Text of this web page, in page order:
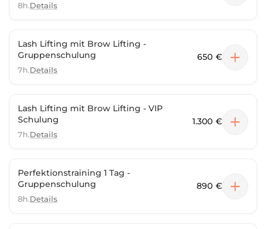
8h.Details
Lash Lifting mit Brow Lifting -
Gruppenschulung
7h.Details
650 €
Lash Lifting mit Brow Lifting - VIP
Schulung
7h.Details
1.300 €
Perfektionstraining 1 Tag -
Gruppenschulung
8h.Details
890 €